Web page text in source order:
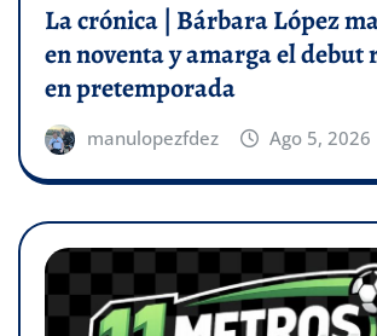
La crónica | Bárbara López
en noventa y amarga el
en pretemporada
manulopezfdez Ago 5, 2026